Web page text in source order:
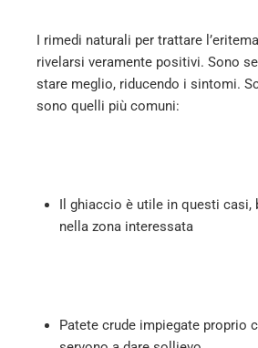
I rimedi naturali per trattare
rivelarsi veramente positivi. Sono
stare meglio, riducendo i sintomi.
sono quelli più comuni:
Il ghiaccio è utile in questi casi,
nella zona interessata
Patete crude impiegate proprio